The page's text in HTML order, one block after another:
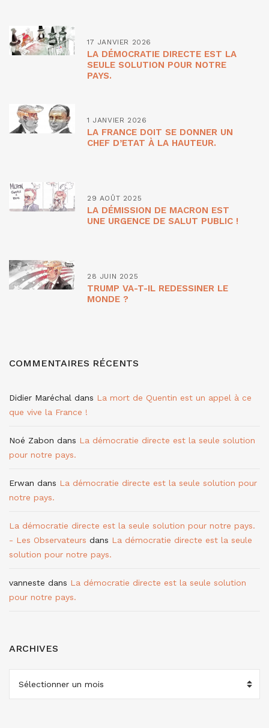
17 JANVIER 2026
LA DÉMOCRATIE DIRECTE EST LA
SEULE SOLUTION POUR NOTRE
PAYS.
1 JANVIER 2026
LA FRANCE DOIT SE DONNER UN
CHEF D’ETAT À LA HAUTEUR.
29 AOÛT 2025
LA DÉMISSION DE MACRON EST
UNE URGENCE DE SALUT PUBLIC !
28 JUIN 2025
TRUMP VA-T-IL REDESSINER LE
MONDE ?
COMMENTAIRES RÉCENTS
Didier Maréchal dans La mort de Quentin est un appel à ce
que vive la France !
Noé Zabon dans La démocratie directe est la seule solution
pour notre pays.
Erwan dans La démocratie directe est la seule solution pour
notre pays.
La démocratie directe est la seule solution pour notre pays.
- Les Observateurs dans La démocratie directe est la seule
solution pour notre pays.
vanneste dans La démocratie directe est la seule solution
pour notre pays.
ARCHIVES
ARCHIVES